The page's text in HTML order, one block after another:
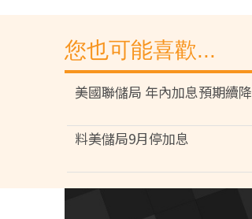
您也可能喜歡...
美國聯儲局 年內加息預期續降
料美儲局9月停加息